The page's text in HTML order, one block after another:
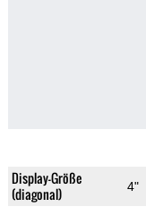
Display-Größe
(diagonal)
4"